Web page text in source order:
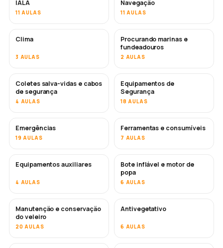
IALA
11 AULAS
Navegação
11 AULAS
Clima
3 AULAS
Procurando marinas e
fundeadouros
2 AULAS
Coletes salva-vidas e cabos
de segurança
4 AULAS
Equipamentos de
Segurança
18 AULAS
Emergências
19 AULAS
Ferramentas e consumíveis
7 AULAS
Equipamentos auxiliares
4 AULAS
Bote inflável e motor de
popa
6 AULAS
Manutenção e conservação
do veleiro
20 AULAS
EM BREVE
Antivegetativo
6 AULAS